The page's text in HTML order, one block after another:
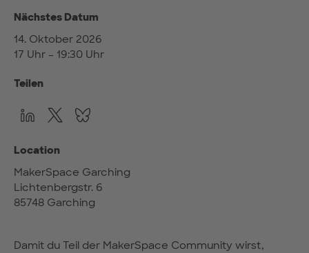
Nächstes Datum
14. Oktober 2026
17 Uhr – 19:30 Uhr
Teilen
Location
MakerSpace Garching
Lichtenbergstr. 6
85748 Garching
Damit du Teil der MakerSpace Community wirst,